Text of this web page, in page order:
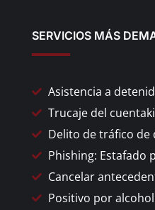
SERVICIOS MÁS
Asistencia a
Trucaje del
Delito de tráfico de
Phishing: Estafado
Cancelar
Positivo por